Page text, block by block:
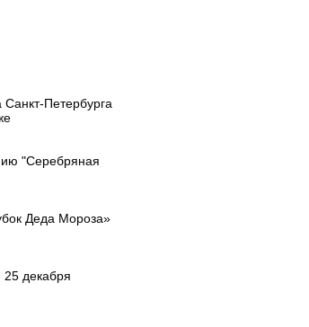
Петербурга
"Серебряная
Деда Мороза»
декабря